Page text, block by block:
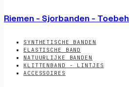
Riemen - Sjorbanden -
SYNTHETISCHE BANDEN
ELASTISCHE BAND
NATUURLIJKE BANDEN
KLITTENBAND - LINTJES
ACCESSOIRES